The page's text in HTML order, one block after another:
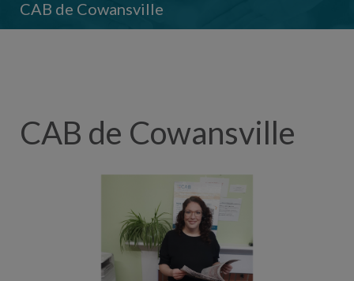
CAB de Cowansville
CAB de Cowansville